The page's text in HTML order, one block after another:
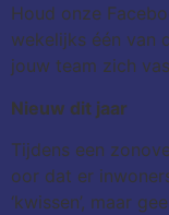
Houd onze
wekelijks één van
jouw team zich
Nieuw dit jaar
Tijdens een
oor dat er
‘kwissen’, maar